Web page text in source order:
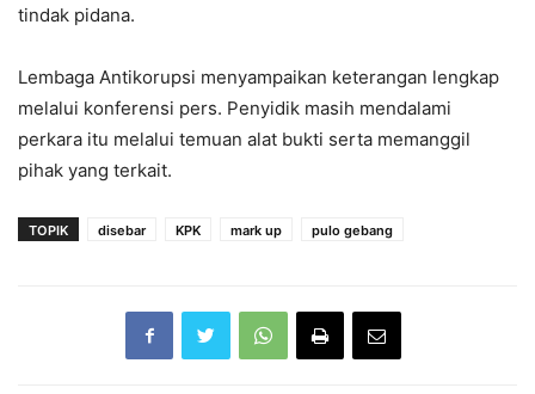
tindak pidana.
Lembaga Antikorupsi menyampaikan keterangan lengkap
melalui konferensi pers. Penyidik masih mendalami
perkara itu melalui temuan alat bukti serta memanggil
pihak yang terkait.
TOPIK disebar KPK mark up pulo gebang